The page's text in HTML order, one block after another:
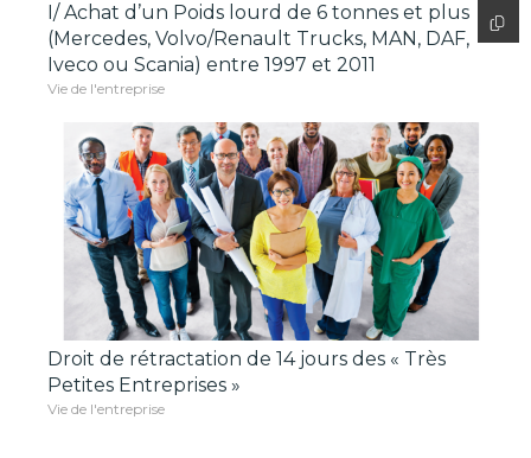
I/ Achat d’un Poids lourd de 6 tonnes et plus
(Mercedes, Volvo/Renault Trucks, MAN, DAF,
Iveco ou Scania) entre 1997 et 2011
Vie de l'entreprise
Droit de rétractation de 14 jours des « Très
Petites Entreprises »
Vie de l'entreprise